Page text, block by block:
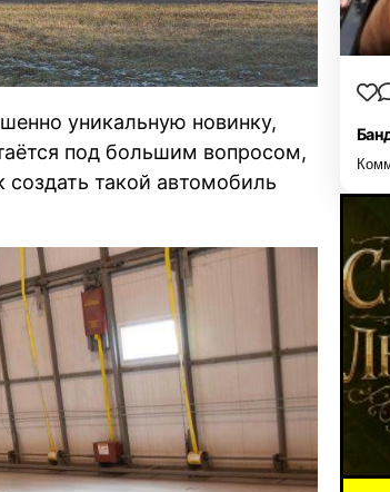
уникальную новинку,
под большим вопросом,
такой автомобиль